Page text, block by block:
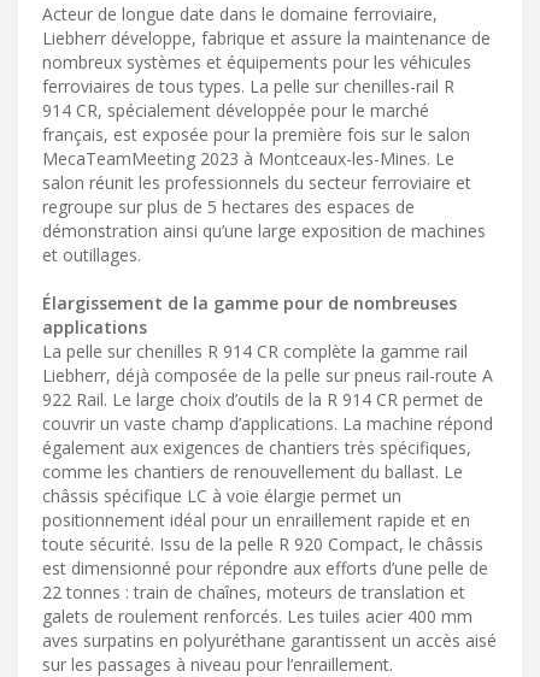
Acteur de longue date dans le domaine ferroviaire,
Liebherr développe, fabrique et assure la maintenance de
nombreux systèmes et équipements pour les véhicules
ferroviaires de tous types. La pelle sur chenilles-rail R
914 CR, spécialement développée pour le marché
français, est exposée pour la première fois sur le salon
MecaTeamMeeting 2023 à Montceaux-les-Mines. Le
salon réunit les professionnels du secteur ferroviaire et
regroupe sur plus de 5 hectares des espaces de
démonstration ainsi qu’une large exposition de machines
et outillages.
Élargissement de la gamme pour de nombreuses
applications
La pelle sur chenilles R 914 CR complète la gamme rail
Liebherr, déjà composée de la pelle sur pneus rail-route A
922 Rail. Le large choix d’outils de la R 914 CR permet de
couvrir un vaste champ d’applications. La machine répond
également aux exigences de chantiers très spécifiques,
comme les chantiers de renouvellement du ballast. Le
châssis spécifique LC à voie élargie permet un
positionnement idéal pour un enraillement rapide et en
toute sécurité. Issu de la pelle R 920 Compact, le châssis
est dimensionné pour répondre aux efforts d’une pelle de
22 tonnes : train de chaînes, moteurs de translation et
galets de roulement renforcés. Les tuiles acier 400 mm
aves surpatins en polyuréthane garantissent un accès aisé
sur les passages à niveau pour l’enraillement.